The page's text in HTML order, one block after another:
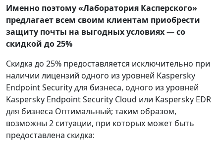
Именно поэтому «Лаборатория Касперского»
предлагает всем своим клиентам приобрести
защиту почты на выгодных условиях — со
скидкой до 25%
Скидка до 25% предоставляется исключительно при
наличии лицензий одного из уровней Kaspersky
Endpoint Security для бизнеса, одного из уровней
Kaspersky Endpoint Security Cloud или Kaspersky EDR
для бизнеса Оптимальный; таким образом,
возможны 2 ситуации, при которых может быть
предоставлена скидка: